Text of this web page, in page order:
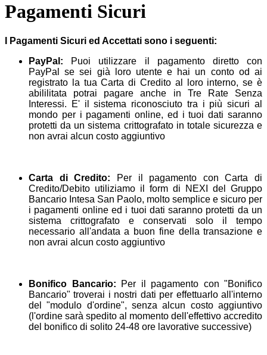
Pagamenti Sicuri
I Pagamenti Sicuri ed Accettati sono i seguenti:
PayPal: Puoi utilizzare il pagamento diretto con
PayPal se sei già loro utente e hai un conto od ai
registrato la tua Carta di Credito al loro interno, se è
abililitata potrai pagare anche in Tre Rate Senza
Interessi. E' il sistema riconosciuto tra i più sicuri al
mondo per i pagamenti online, ed i tuoi dati saranno
protetti da un sistema crittografato in totale sicurezza e
non avrai alcun costo aggiuntivo
Carta di Credito: Per il pagamento con Carta di
Credito/Debito utiliziamo il form di NEXI del Gruppo
Bancario Intesa San Paolo, molto semplice e sicuro per
i pagamenti online ed i tuoi dati saranno protetti da un
sistema crittografato e conservati solo il tempo
necessario all'andata a buon fine della transazione e
non avrai alcun costo aggiuntivo
Bonifico Bancario: Per il pagamento con "Bonifico
Bancario" troverai i nostri dati per effettuarlo all'interno
del "modulo d'ordine", senza alcun costo aggiuntivo
(l'ordine sarà spedito al momento dell'effettivo accredito
del bonifico di solito 24-48 ore lavorative successive)